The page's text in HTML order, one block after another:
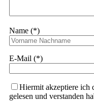
Name (*)
E-Mail (*)
Hiermit akzeptiere ich
gelesen und verstanden